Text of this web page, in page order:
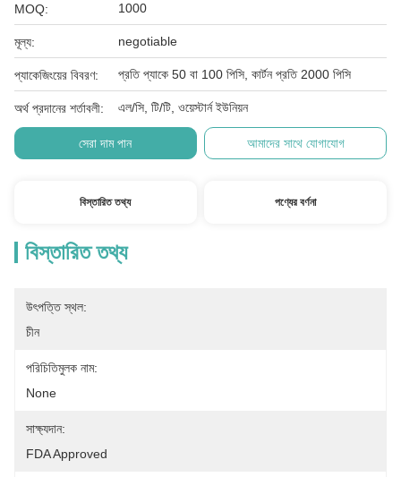
MOQ: 1000
মূল্য: negotiable
প্যাকেজিংয়ের বিবরণ: প্রতি প্যাকে 50 বা 100 পিসি, কার্টন প্রতি 2000 পিসি
অর্থ প্রদানের শর্তাবলী: এল/সি, টি/টি, ওয়েস্টার্ন ইউনিয়ন
সেরা দাম পান আমাদের সাথে যোগাযোগ
বিস্তারিত তথ্য পণ্যের বর্ণনা
বিস্তারিত তথ্য
উৎপত্তি স্থল:
চীন
পরিচিতিমুলক নাম:
None
সাক্ষ্যদান:
FDA Approved